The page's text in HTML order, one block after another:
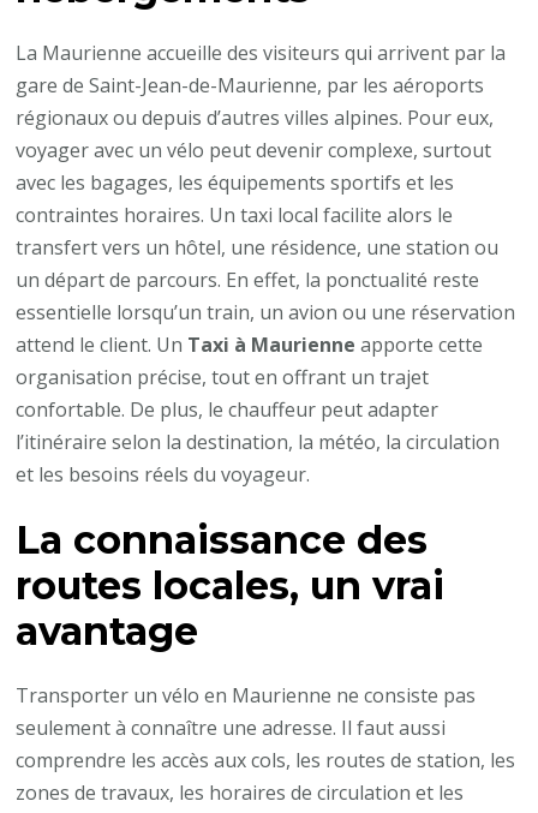
La Maurienne accueille des visiteurs qui arrivent par la
gare de Saint-Jean-de-Maurienne, par les aéroports
régionaux ou depuis d’autres villes alpines. Pour eux,
voyager avec un vélo peut devenir complexe, surtout
avec les bagages, les équipements sportifs et les
contraintes horaires. Un taxi local facilite alors le
transfert vers un hôtel, une résidence, une station ou
un départ de parcours. En effet, la ponctualité reste
essentielle lorsqu’un train, un avion ou une réservation
attend le client. Un Taxi à Maurienne apporte cette
organisation précise, tout en offrant un trajet
confortable. De plus, le chauffeur peut adapter
l’itinéraire selon la destination, la météo, la circulation
et les besoins réels du voyageur.
La connaissance des
routes locales, un vrai
avantage
Transporter un vélo en Maurienne ne consiste pas
seulement à connaître une adresse. Il faut aussi
comprendre les accès aux cols, les routes de station, les
zones de travaux, les horaires de circulation et les